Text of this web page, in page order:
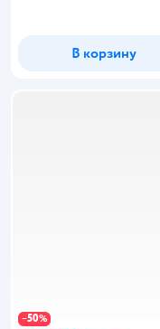
В корзину
−50%